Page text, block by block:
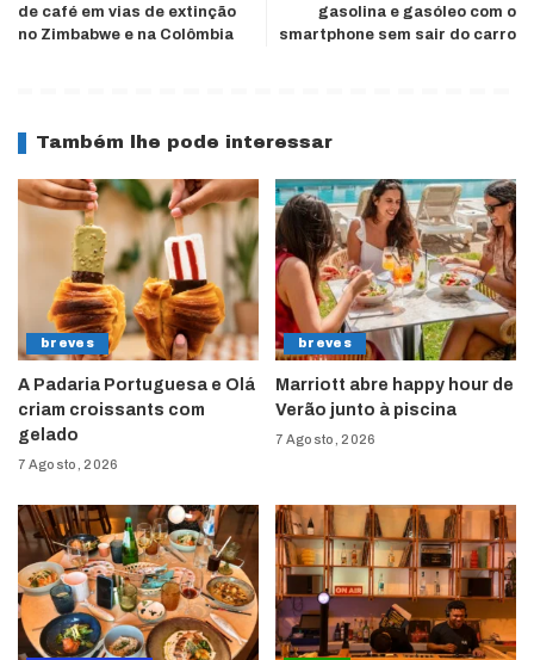
de café em vias de extinção
no Zimbabwe e na Colômbia
gasolina e gasóleo com o
smartphone sem sair do carro
Também lhe pode interessar
breves
A Padaria Portuguesa e Olá
criam croissants com
gelado
7 Agosto, 2026
breves
Marriott abre happy hour de
Verão junto à piscina
7 Agosto, 2026